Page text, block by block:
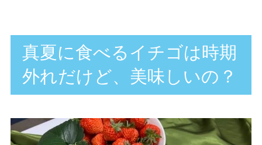
真夏に食べるイチゴは時期
外れだけど、美味しいの？